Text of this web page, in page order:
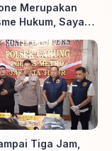
Merupakan
Hukum, Saya
dan Tidak
Tiga Jam,